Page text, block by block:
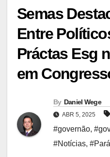
Semas
Entre
Práctas Esg
em
By Daniel Wege
ABR 5, 2025
#governão,
#Notícias, #Pará